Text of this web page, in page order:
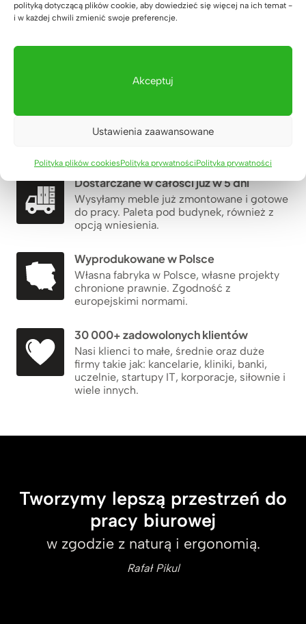
polityką dotyczącą plików cookie, aby dowiedzieć się więcej na ich temat -
i w każdej chwili zmienić swoje preferencje.
Akceptuj
Ustawienia zaawansowane
Polityka plików cookiesPolityka prywatnościPolityka prywatności
meblowych. Świadczymy serwis
Dostarczane w całości już w 5 dni
Wysyłamy meble już zmontowane i gotowe
do pracy. Paleta pod budynek, również z
opcją wniesienia.
Wyprodukowane w Polsce
Własna fabryka w Polsce, własne projekty
chronione prawnie. Zgodność z
europejskimi normami.
30 000+ zadowolonych klientów
Nasi klienci to małe, średnie oraz duże
firmy takie jak: kancelarie, kliniki, banki,
uczelnie, startupy IT, korporacje, siłownie i
wiele innych.
Tworzymy lepszą przestrzeń do
pracy biurowej
w zgodzie z naturą i ergonomią.
Rafał Pikul